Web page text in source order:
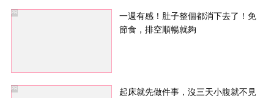
一週有感！肚子整個都消下去了！免
節食，排空順暢就夠
PR
起床就先做件事，沒三天小腹就不見
PR